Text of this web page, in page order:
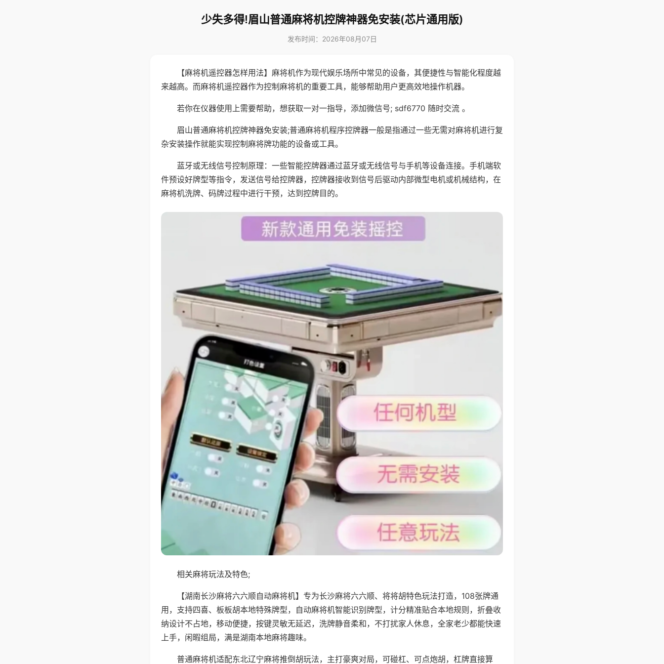
少失多得!眉山普通麻将机控牌神器免安装(芯片通用版)
发布时间：2026年08月07日
【麻将机遥控器怎样用法】麻将机作为现代娱乐场所中常见的设备，其便捷性与智能化程度越
来越高。而麻将机遥控器作为控制麻将机的重要工具，能够帮助用户更高效地操作机器。
若你在仪器使用上需要帮助，想获取一对一指导，添加微信号; sdf6770 随时交流 。
眉山普通麻将机控牌神器免安装;普通麻将机程序控牌器一般是指通过一些无需对麻将机进行复
杂安装操作就能实现控制麻将牌功能的设备或工具。
蓝牙或无线信号控制原理：一些智能控牌器通过蓝牙或无线信号与手机等设备连接。手机端软
件预设好牌型等指令，发送信号给控牌器，控牌器接收到信号后驱动内部微型电机或机械结构，在
麻将机洗牌、码牌过程中进行干预，达到控牌目的。
相关麻将玩法及特色;
【湖南长沙麻将六六顺自动麻将机】专为长沙麻将六六顺、将将胡特色玩法打造，108张牌通
用，支持四喜、板板胡本地特殊牌型，自动麻将机智能识别牌型，计分精准贴合本地规则，折叠收
纳设计不占地，移动便捷，按键灵敏无延迟，洗牌静音柔和，不打扰家人休息，全家老少都能快速
上手，闲暇组局，满是湖南本地麻将趣味。
普通麻将机适配东北辽宁麻将推倒胡玩法，主打豪爽对局，可碰杠、可点炮胡，杠牌直接算